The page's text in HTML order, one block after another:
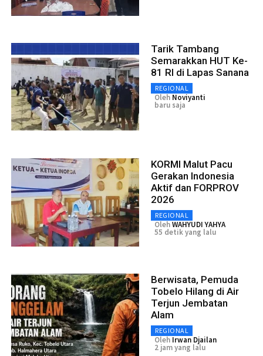
Tarik Tambang
Semarakkan HUT Ke-
81 RI di Lapas Sanana
REGIONAL
Oleh Noviyanti
baru saja
KORMI Malut Pacu
Gerakan Indonesia
Aktif dan FORPROV
2026
REGIONAL
OlehWAHYUDI YAHYA
55 detik yang lalu
Berwisata, Pemuda
Tobelo Hilang di Air
Terjun Jembatan
Alam
REGIONAL
Oleh Irwan Djailan
2 jam yang lalu